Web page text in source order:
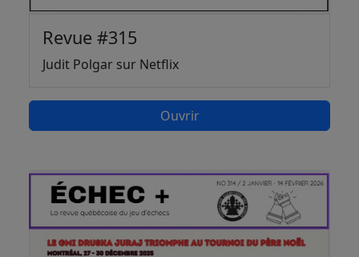
Revue #315
Judit Polgar sur Netflix
Ouvrir